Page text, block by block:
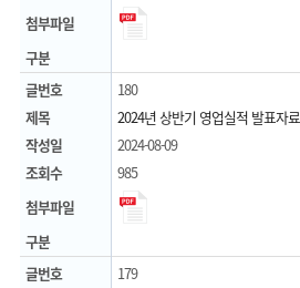
첨부파일
구분
글번호
180
제목
2024년 상반기 영업실적 발표자료
작성일
2024-08-09
조회수
985
첨부파일
구분
글번호
179